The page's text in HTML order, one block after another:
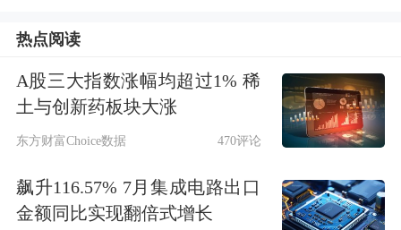
序后，所采取之进一步行动。
长江和记不同意巴拿马政府最近所作之
偏颇行为，并将继续与法律顾问评估形
际法律程序。
热点阅读
A股三大指数涨幅均超过1% 稀
土与创新药板块大涨
东方财富Choice数据 470评论
飙升116.57% 7月集成电路出口
金额同比实现翻倍式增长